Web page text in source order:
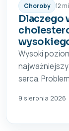
Choroby 12
Dlaczego
Wysoki
serca.
9 sierpnia 2026